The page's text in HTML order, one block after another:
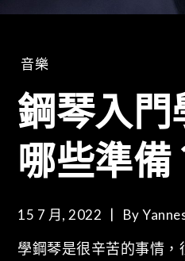
音樂
鋼琴入門
哪些準備
15 7 月, 2022 By
學鋼琴是很辛苦的事情